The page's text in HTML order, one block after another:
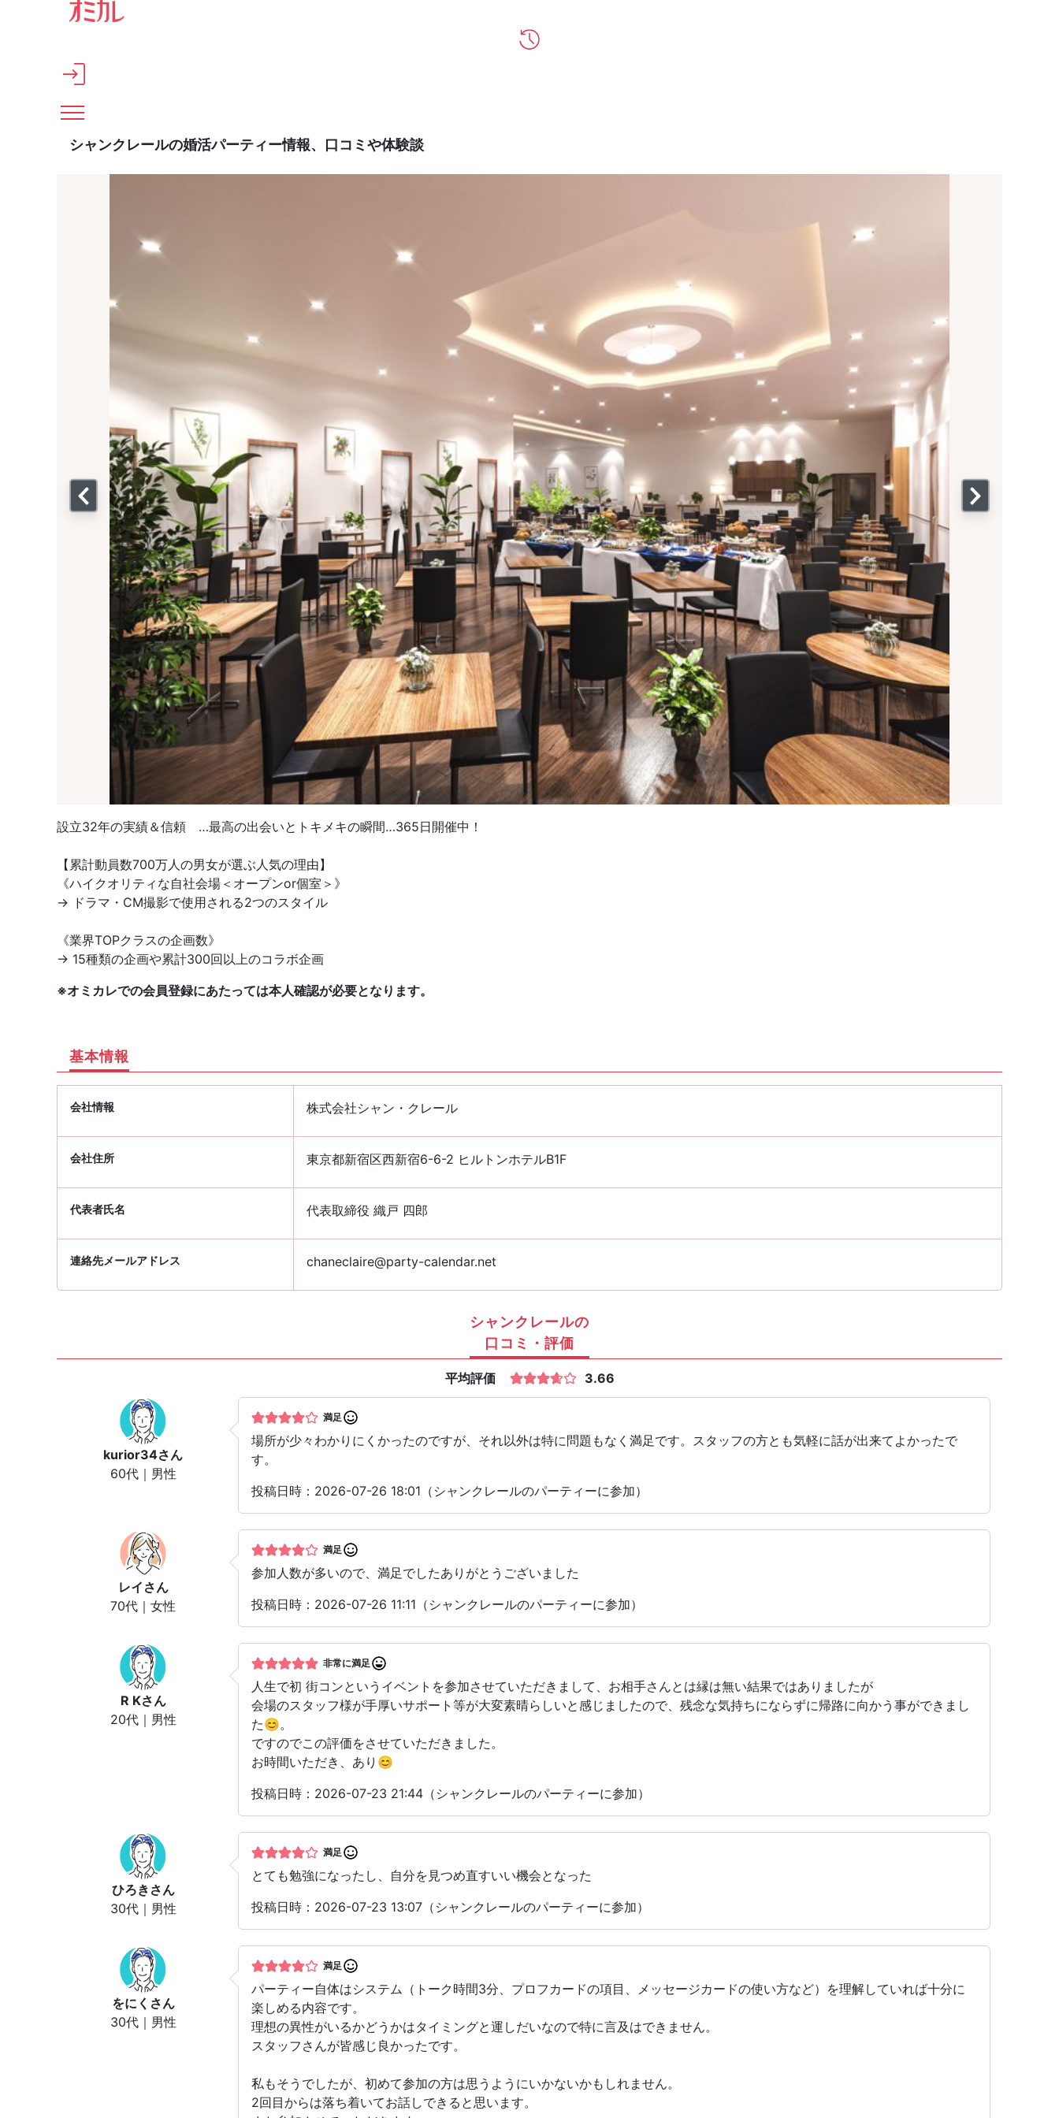
メインコンテンツへスキップ
シャンクレールの婚活パーティー情報、口コミや体験談
設立32年の実績＆信頼 …最高の出会いとトキメキの瞬間…365日開催中！
【累計動員数700万人の男女が選ぶ人気の理由】
《ハイクオリティな自社会場＜オープンor個室＞》
→ ドラマ・CM撮影で使用される2つのスタイル
《業界TOPクラスの企画数》
→ 15種類の企画や累計300回以上のコラボ企画
※オミカレでの会員登録にあたっては本人確認が必要となります。
基本情報
会社情報 株式会社シャン・クレール
会社住所 東京都新宿区西新宿6-6-2 ヒルトンホテルB1F
代表者氏名 代表取締役 織戸 四郎
連絡先メールアドレス chaneclaire@party-calendar.net
シャンクレールの
口コミ・評価
平均評価 3.66
kurior34さん
60代｜男性
満足
場所が少々わかりにくかったのですが、それ以外は特に問題もなく満足です。スタッフの方とも気軽に話が出来てよかったで
す。
投稿日時：2026-07-26 18:01（シャンクレールのパーティーに参加）
レイ さん
70代｜女性
満足
参加人数が多いので、満足でしたありがとうございました
投稿日時：2026-07-26 11:11（シャンクレールのパーティーに参加）
R Kさん
20代｜男性
非常に満足
人生で初 街コンというイベントを参加させていただきまして、お相手さんとは縁は無い結果ではありましたが
会場のスタッフ様が手厚いサポート等が大変素晴らしいと感じましたので、残念な気持ちにならずに帰路に向かう事ができまし
た😊。
ですのでこの評価をさせていただきました。
お時間いただき、あり😊
投稿日時：2026-07-23 21:44（シャンクレールのパーティーに参加）
ひろき さん
30代｜男性
満足
とても勉強になったし、自分を見つめ直すいい機会となった
投稿日時：2026-07-23 13:07（シャンクレールのパーティーに参加）
をにく さん
30代｜男性
満足
パーティー自体はシステム（トーク時間3分、プロフカードの項目、メッセージカードの使い方など）を理解していれば十分に
楽しめる内容です。
理想の異性がいるかどうかはタイミングと運しだいなので特に言及はできません。
スタッフさんが皆感じ良かったです。
私もそうでしたが、初めて参加の方は思うようにいかないかもしれません。
2回目からは落ち着いてお話しできると思います。